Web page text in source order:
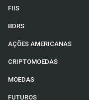
FIIS
BDRS
AÇÕES AMERICANAS
CRIPTOMOEDAS
MOEDAS
FUTUROS